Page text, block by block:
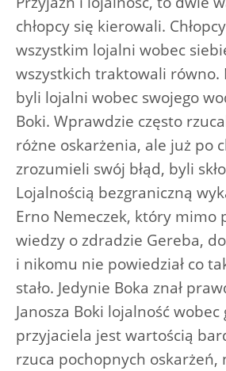
chłopcy się kierowali.
wszystkim lojalni wobec
wszystkich traktowali równo.
byli lojalni wobec swojego
Boki. Wprawdzie często
różne oskarżenia, ale już po
zrozumieli swój błąd, byli
Lojalnością bezgraniczną
Erno Nemeczek, który mimo
wiedzy o zdradzie Gereba,
i nikomu nie powiedział co
stało. Jedynie Boka znał
Janosza Boki lojalność
przyjaciela jest wartością
rzuca pochopnych oskarżeń,